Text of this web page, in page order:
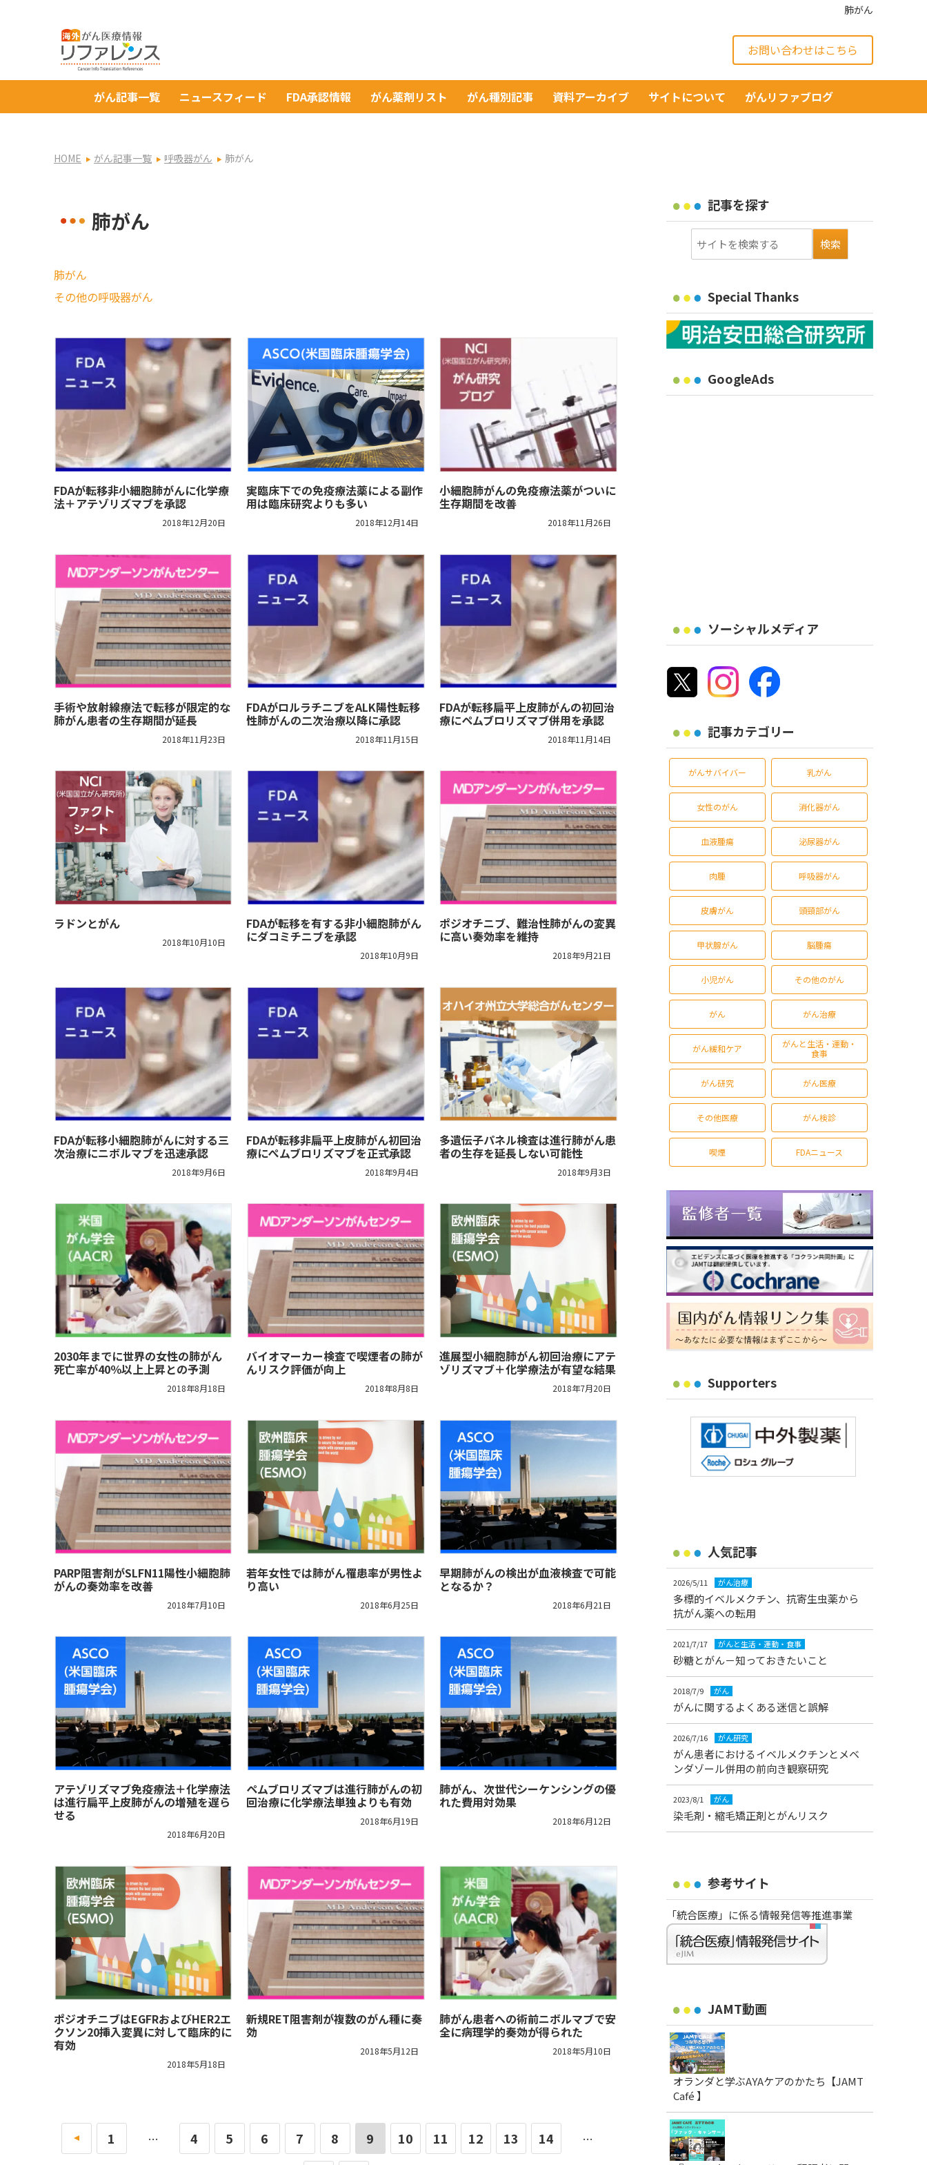
肺がん
お問い合わせはこちら
がん記事一覧 ニュースフィード FDA承認情報 がん薬剤リスト がん種別記事 資料アーカイブ サイトについて がんリファブログ
HOME がん記事一覧 呼吸器がん 肺がん
肺がん
肺がん
その他の呼吸器がん
FDAが転移非小細胞肺がんに化学療
法＋アテゾリズマブを承認
2018年12月20日
実臨床下での免疫療法薬による副作
用は臨床研究よりも多い
2018年12月14日
小細胞肺がんの免疫療法薬がついに
生存期間を改善
2018年11月26日
手術や放射線療法で転移が限定的な
肺がん患者の生存期間が延長
2018年11月23日
FDAがロルラチニブをALK陽性転移
性肺がんの二次治療以降に承認
2018年11月15日
FDAが転移扁平上皮肺がんの初回治
療にペムブロリズマブ併用を承認
2018年11月14日
ラドンとがん
2018年10月10日
FDAが転移を有する非小細胞肺がん
にダコミチニブを承認
2018年10月9日
ポジオチニブ、難治性肺がんの変異
に高い奏効率を維持
2018年9月21日
FDAが転移小細胞肺がんに対する三
次治療にニボルマブを迅速承認
2018年9月6日
FDAが転移非扁平上皮肺がん初回治
療にぺムブロリズマブを正式承認
2018年9月4日
多遺伝子パネル検査は進行肺がん患
者の生存を延長しない可能性
2018年9月3日
2030年までに世界の女性の肺がん
死亡率が40％以上上昇との予測
2018年8月18日
バイオマーカー検査で喫煙者の肺が
んリスク評価が向上
2018年8月8日
進展型小細胞肺がん初回治療にアテ
ゾリズマブ＋化学療法が有望な結果
2018年7月20日
PARP阻害剤がSLFN11陽性小細胞肺
がんの奏効率を改善
2018年7月10日
若年女性では肺がん罹患率が男性よ
り高い
2018年6月25日
早期肺がんの検出が血液検査で可能
となるか？
2018年6月21日
アテゾリズマブ免疫療法＋化学療法
は進行扁平上皮肺がんの増殖を遅ら
せる
2018年6月20日
ペムブロリズマブは進行肺がんの初
回治療に化学療法単独よりも有効
2018年6月19日
肺がん、次世代シーケンシングの優
れた費用対効果
2018年6月12日
ポジオチニブはEGFRおよびHER2エ
クソン20挿入変異に対して臨床的に
有効
2018年5月18日
新規RET阻害剤が複数のがん種に奏
効
2018年5月12日
肺がん患者への術前ニボルマブで安
全に病理学的奏効が得られた
2018年5月10日
« 1 … 4 5 6 7 8 9 10 11 12 13 14 …
記事を探す
Special Thanks
GoogleAds
ソーシャルメディア
記事カテゴリー
がんサバイバー 乳がん
女性のがん 消化器がん
血液腫瘍 泌尿器がん
肉腫 呼吸器がん
皮膚がん 頭頸部がん
甲状腺がん 脳腫瘍
小児がん その他のがん
がん がん治療
がん緩和ケア
がんと生活・運動・
食事
がん研究 がん医療
その他医療 がん検診
喫煙 FDAニュース
Supporters
人気記事
2026/5/11 がん治療
多標的イベルメクチン、抗寄生虫薬から
抗がん薬への転用
2021/7/17 がんと生活・運動・食事
砂糖とがん－知っておきたいこと
2018/7/9 がん
がんに関するよくある迷信と誤解
2026/7/16 がん研究
がん患者におけるイベルメクチンとメベ
ンダゾール併用の前向き観察研究
2023/8/1 がん
染毛剤・縮毛矯正剤とがんリスク
参考サイト
「統合医療」に係る情報発信等推進事業
JAMT動画
オランダと学ぶAYAケアのかたち【JAMT
Café 】